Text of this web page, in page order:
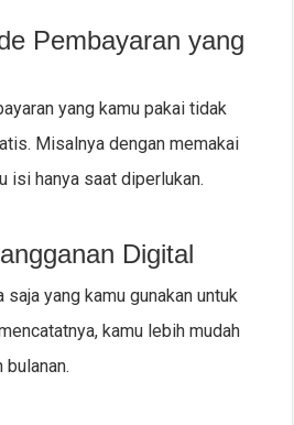
Pembayaran yang
yang kamu pakai tidak
Misalnya dengan memakai
isi hanya saat diperlukan.
Digital
yang kamu gunakan untuk
kamu lebih mudah